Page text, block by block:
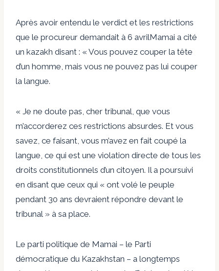
Après avoir entendu le verdict et les restrictions
que le procureur demandait à 6 avrilMamai a cité
un kazakh disant : « Vous pouvez couper la tête
d’un homme, mais vous ne pouvez pas lui couper
la langue.
« Je ne doute pas, cher tribunal, que vous
m’accorderez ces restrictions absurdes. Et vous
savez, ce faisant, vous m’avez en fait coupé la
langue, ce qui est une violation directe de tous les
droits constitutionnels d’un citoyen. Il a poursuivi
en disant que ceux qui « ont volé le peuple
pendant 30 ans devraient répondre devant le
tribunal » à sa place.
Le parti politique de Mamai – le Parti
démocratique du Kazakhstan – a longtemps